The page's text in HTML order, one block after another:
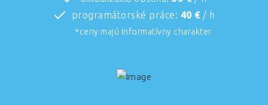
programátorské práce: 40 € / h
*ceny majú informatívny charakter